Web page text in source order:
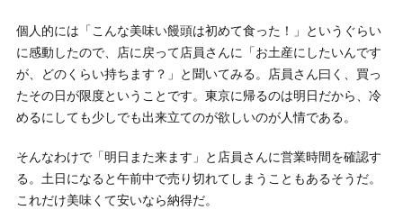
個人的には「こんな美味い饅頭は初めて食った！」というぐらい
に感動したので、店に戻って店員さんに「お土産にしたいんです
が、どのくらい持ちます？」と聞いてみる。店員さん曰く、買っ
たその日が限度ということです。東京に帰るのは明日だから、冷
めるにしても少しでも出来立てのが欲しいのが人情である。
そんなわけで「明日また来ます」と店員さんに営業時間を確認す
る。土日になると午前中で売り切れてしまうこともあるそうだ。
これだけ美味くて安いなら納得だ。